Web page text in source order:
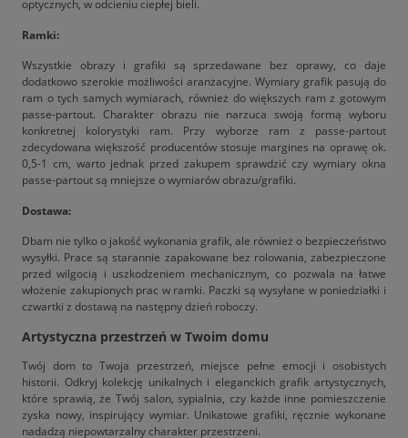
optycznych, w odcieniu ciepłej bieli.
Ramki:
Wszystkie obrazy i grafiki są sprzedawane bez oprawy, co daje
dodatkowo szerokie możliwości aranżacyjne. Wymiary grafik pasują do
ram o tych samych wymiarach, również do większych ram z gotowym
passe-partout. Charakter obrazu nie narzuca swoją formą wyboru
konkretnej kolorystyki ram. Przy wyborze ram z passe-partout
zdecydowana większość producentów stosuje margines na oprawę ok.
0,5-1 cm, warto jednak przed zakupem sprawdzić czy wymiary okna
passe-partout są mniejsze o wymiarów obrazu/grafiki.
Dostawa:
Dbam nie tylko o jakość wykonania grafik, ale również o bezpieczeństwo
wysyłki. Prace są starannie zapakowane bez rolowania, zabezpieczone
przed wilgocią i uszkodzeniem mechanicznym, co pozwala na łatwe
włożenie zakupionych prac w ramki. Paczki są wysyłane w poniedziałki i
czwartki z dostawą na następny dzień roboczy.
Artystyczna przestrzeń w Twoim domu
Twój dom to Twoja przestrzeń, miejsce pełne emocji i osobistych
historii. Odkryj kolekcję unikalnych i eleganckich grafik artystycznych,
które sprawią, że Twój salon, sypialnia, czy każde inne pomieszczenie
zyska nowy, inspirujący wymiar. Unikatowe grafiki, ręcznie wykonane
nadadzą niepowtarzalny charakter przestrzeni.